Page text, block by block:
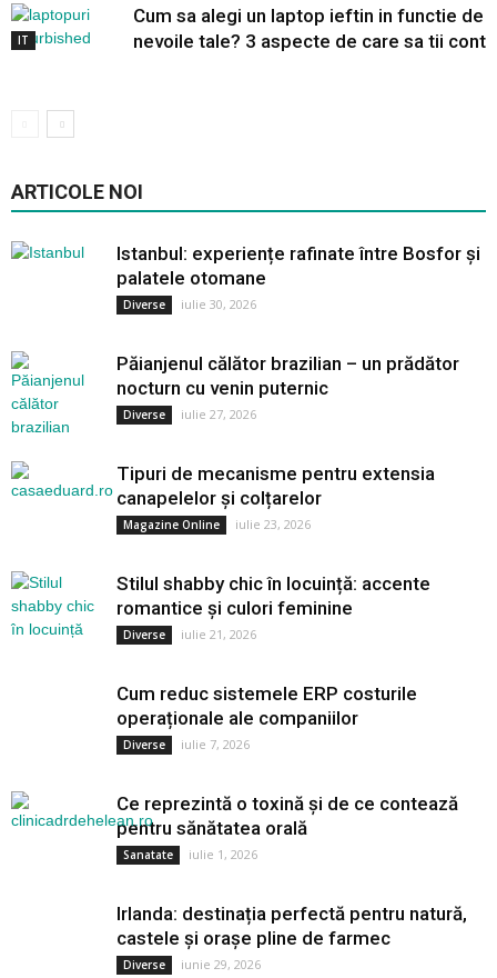
IT
Cum sa alegi un laptop ieftin in functie de
nevoile tale? 3 aspecte de care sa tii cont
ARTICOLE NOI
Istanbul: experiențe rafinate între Bosfor și
palatele otomane
Diverse iulie 30, 2026
Păianjenul călător brazilian – un prădător
nocturn cu venin puternic
Diverse iulie 27, 2026
Tipuri de mecanisme pentru extensia
canapelelor și colțarelor
Magazine Online iulie 23, 2026
Stilul shabby chic în locuință: accente
romantice și culori feminine
Diverse iulie 21, 2026
Cum reduc sistemele ERP costurile
operaționale ale companiilor
Diverse iulie 7, 2026
Ce reprezintă o toxină și de ce contează
pentru sănătatea orală
Sanatate iulie 1, 2026
Irlanda: destinația perfectă pentru natură,
castele și orașe pline de farmec
Diverse iunie 29, 2026